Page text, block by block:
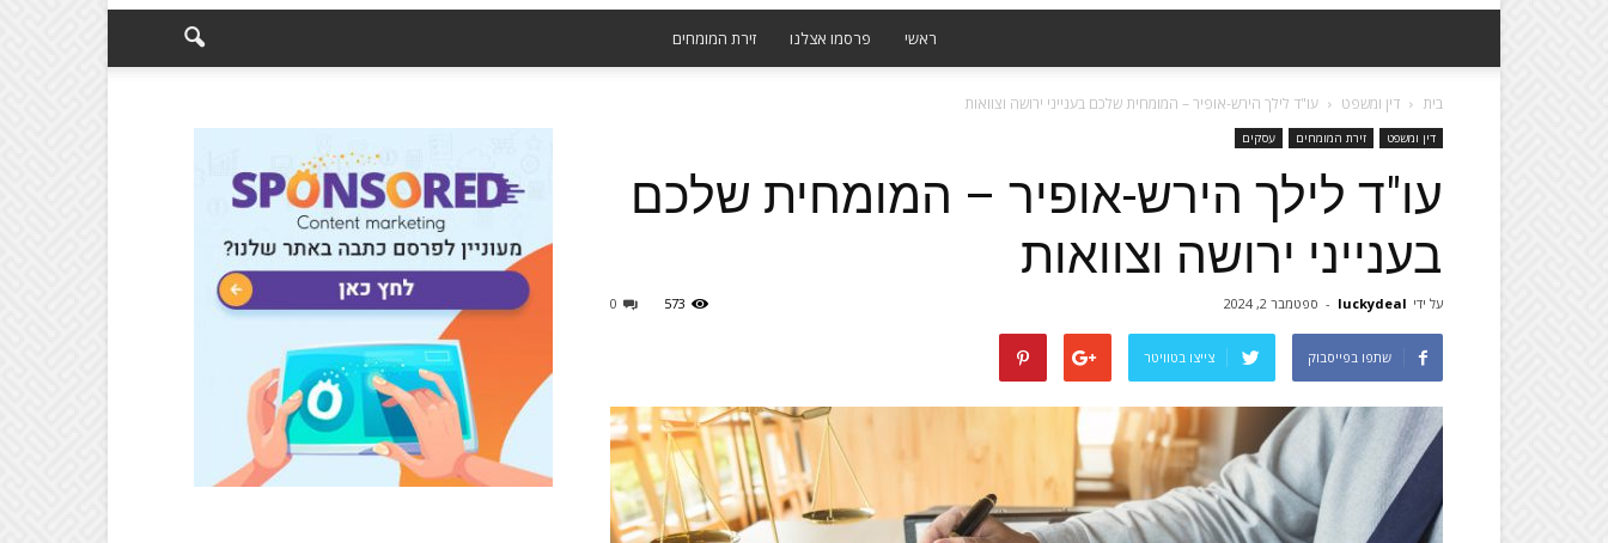
ראשי פרסמו אצלנו זירת המומחים
בית דין ומשפט עו"ד לילך הירש-אופיר – המומחית שלכם בענייני ירושה וצוואות
דין ומשפט זירת המומחים עסקים
עו"ד לילך הירש-אופיר – המומחית שלכם
בענייני ירושה וצוואות
על ידי luckydeal
- ספטמבר 2, 2024 0 573
שתפו בפייסבוק צייצו בטוויטר